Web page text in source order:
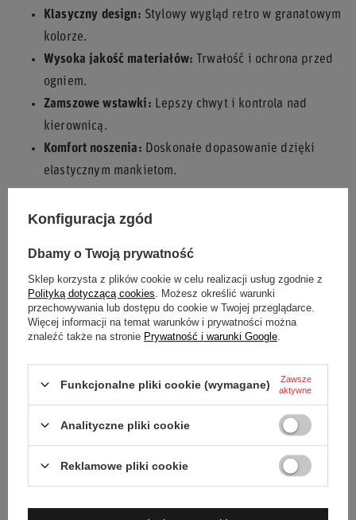
Klasyczny design: Stylowy wygląd retro w granatowym
kolorze.
Wysoka jakość materiałów: Trwałość i ochrona przed
ogniem.
Zamszowe wstawki: Lepszy chwyt i kontrola nad
kierownicą.
Komfort noszenia: Doskonałe dopasowanie dzięki
elastycznym mankietom.
CLASSIC MY25!
Podmiot odpowiedzialny za
ten produkt na terenie UE
SPARCO S.P.A. Więcej
Nowy
Kategoria Rękawiczki
Homologacja Homologacja FIA
Konfiguracja zgód
Dbamy o Twoją prywatność
Sklep korzysta z plików cookie w celu realizacji usług zgodnie z
Polityką dotyczącą cookies . Możesz określić warunki
przechowywania lub dostępu do cookie w Twojej przeglądarce.
Więcej informacji na temat warunków i prywatności można
znaleźć także na stronie Prywatność i warunki Google
Funkcjonalne pliki cookie (wymagane)
Zawsze
aktywne
Analityczne pliki cookie
Reklamowe pliki cookie